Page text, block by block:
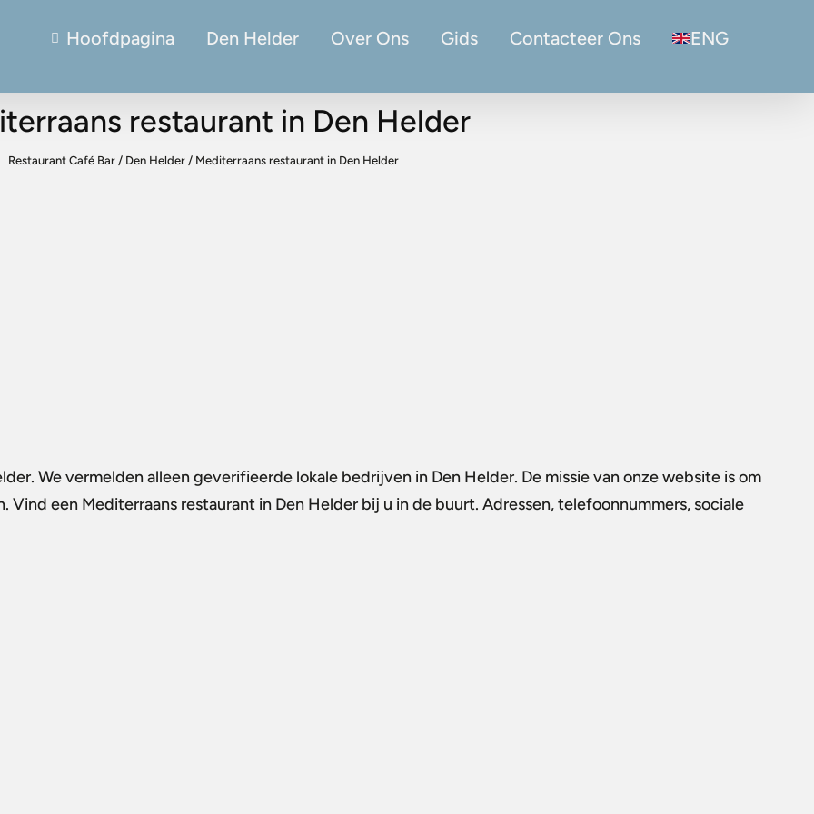
Hoofdpagina Den Helder Over Ons Gids Contacteer Ons ENG
restaurant in Den Helder
Restaurant Café Bar / Den Helder / Mediterraans restaurant in Den Helder
. We vermelden alleen geverifieerde lokale bedrijven in Den Helder. De missie van onze website is om
Vind een Mediterraans restaurant in Den Helder bij u in de buurt. Adressen, telefoonnummers, sociale